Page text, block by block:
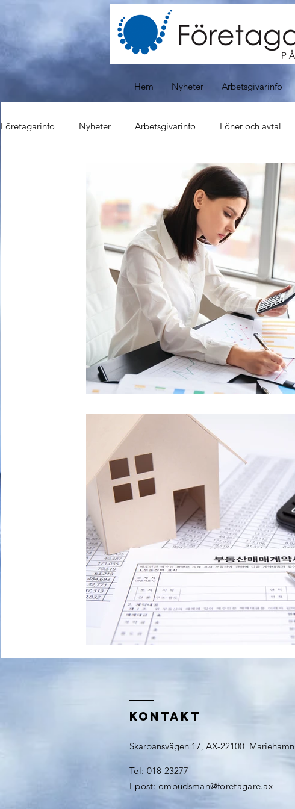
Hem Nyheter Arbetsgivarinfo
Företagarinfo Nyheter Arbetsgivarinfo Löner och avtal
Kontakt
Skarpansvägen 17, AX-22100 Mariehamn
Tel: 018-23277
​Epost:ombudsman@foretagare.ax